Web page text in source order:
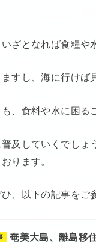
ざとなれば食糧や
すし、海に行けば
、食料や水に困る
及していくでし
ります。
、以下の記事をご
奄美大島、離島移